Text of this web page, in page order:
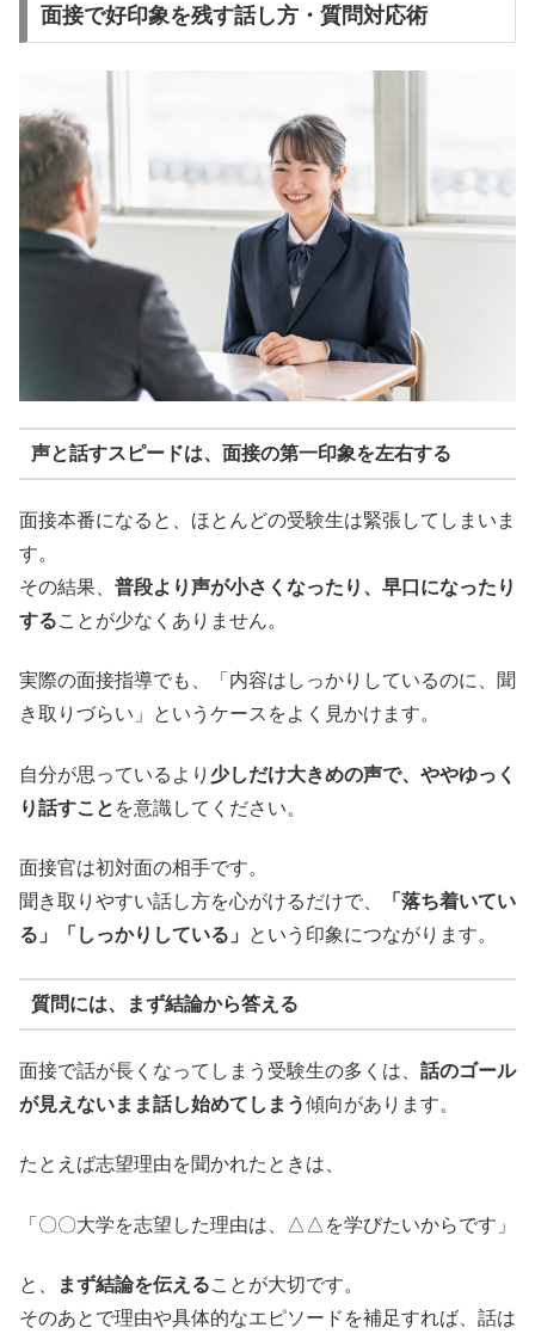
面接で好印象を残す話し方・質問対応術
声と話すスピードは、面接の第一印象を左右する
面接本番になると、ほとんどの受験生は緊張してしまいま
す。
その結果、 普段より声が小さくなったり、早口になったり
することが少なくありません。
実際の面接指導でも、「内容はしっかりしているのに、聞
き取りづらい」というケースをよく見かけます。
自分が思っているより 少しだけ大きめの声で、ややゆっく
り話すこと を意識してください。
面接官は初対面の相手です。
聞き取りやすい話し方を心がけるだけで、
「落ち着いてい
る」「しっかりしている」
という印象につながります。
質問には、まず結論から答える
面接で話が長くなってしまう受験生の多くは、 話のゴール
が見えないまま話し始めてしまう傾向があります。
たとえば志望理由を聞かれたときは、
「〇〇大学を志望した理由は、△△を学びたいからです」
と、 まず結論を伝えることが大切です。
そのあとで理由や具体的なエピソードを補足すれば、話は